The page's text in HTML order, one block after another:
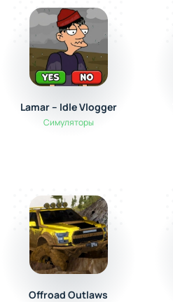
Lamar – Idle Vlogger
Симуляторы
Offroad Outlaws